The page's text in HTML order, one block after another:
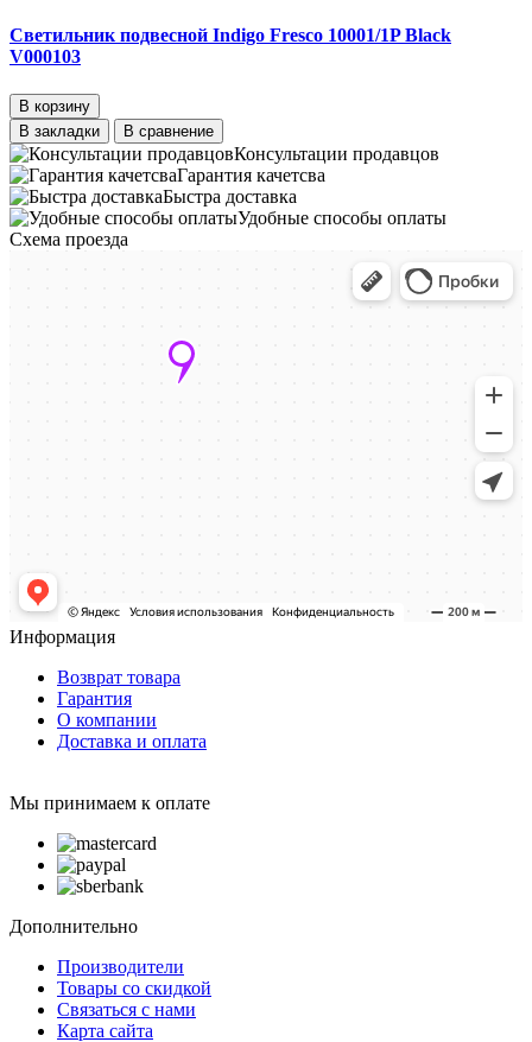
Светильник подвесной Indigo Fresco 10001/1P Black
V000103
В корзину
В закладки
В сравнение
Консультации продавцов
Гарантия качетсва
Быстра доставка
Удобные способы оплаты
Схема проезда
Информация
Возврат товара
Гарантия
О компании
Доставка и оплата
Мы принимаем к оплате
Дополнительно
Производители
Товары со скидкой
Связаться с нами
Карта сайта